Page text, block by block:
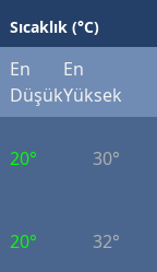
Sıcaklık (°C)
En
Düşük
En
Yüksek
20° 30°
20° 32°